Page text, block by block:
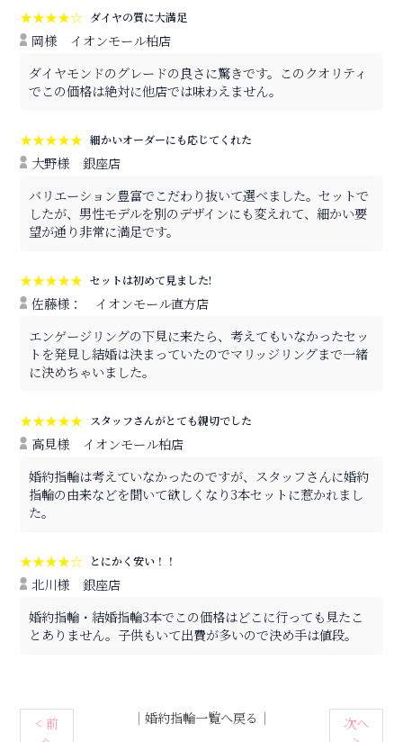
★★★★☆ ダイヤの質に大満足
岡様
イオンモール柏店
ダイヤモンドのグレードの良さに驚きです。このクオリティ
でこの価格は絶対に他店では味わえません。
★★★★★ 細かいオーダーにも応じてくれた
大野様
銀座店
バリエーション豊富でこだわり抜いて選べました。セットで
したが、男性モデルを別のデザインにも変えれて、細かい要
望が通り非常に満足です。
★★★★★ セットは初めて見ました!
佐藤様：
イオンモール直方店
エンゲージリングの下見に来たら、考えてもいなかったセッ
トを発見し結婚は決まっていたのでマリッジリングまで一緒
に決めちゃいました。
★★★★★ スタッフさんがとても親切でした
高見様
イオンモール柏店
婚約指輪は考えていなかったのですが、スタッフさんに婚約
指輪の由来などを聞いて欲しくなり3本セットに惹かれまし
た。
★★★★☆ とにかく安い！！
北川様
銀座店
婚約指輪・結婚指輪3本でこの価格はどこに行っても見たこ
とありません。子供もいて出費が多いので決め手は値段。
< 前
｜ 婚約指輪一覧へ戻る ｜
次へ